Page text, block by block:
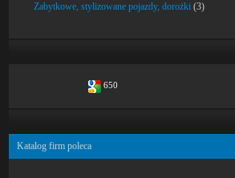
Zabytkowe, stylizowane pojazdy, dorożki (3)
650
Katalog firm poleca